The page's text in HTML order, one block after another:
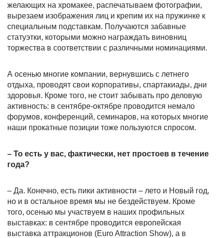
желающих на хромакее, распечатываем фотографии,
вырезаем изображения лиц и крепим их на пружинке к
специальным подставкам. Получаются забавные
статуэтки, которыми можно награждать виновниц
торжества в соответствии с различными номинациями.
А осенью многие компании, вернувшись с летнего
отдыха, проводят свои корпоративы, спартакиады, дни
здоровья. Кроме того, не стоит забывать про деловую
активность: в сентябре-октябре проводится немало
форумов, конференций, семинаров, на которых многие
наши прокатные позиции тоже пользуются спросом.
– То есть у вас, фактически, нет простоев в течение
года?
– Да. Конечно, есть пики активности – лето и Новый год,
но и в остальное время мы не бездействуем. Кроме
того, осенью мы участвуем в наших профильных
выставках: в сентябре проводится европейская
выставка аттракционов (Euro Attraction Show), а в